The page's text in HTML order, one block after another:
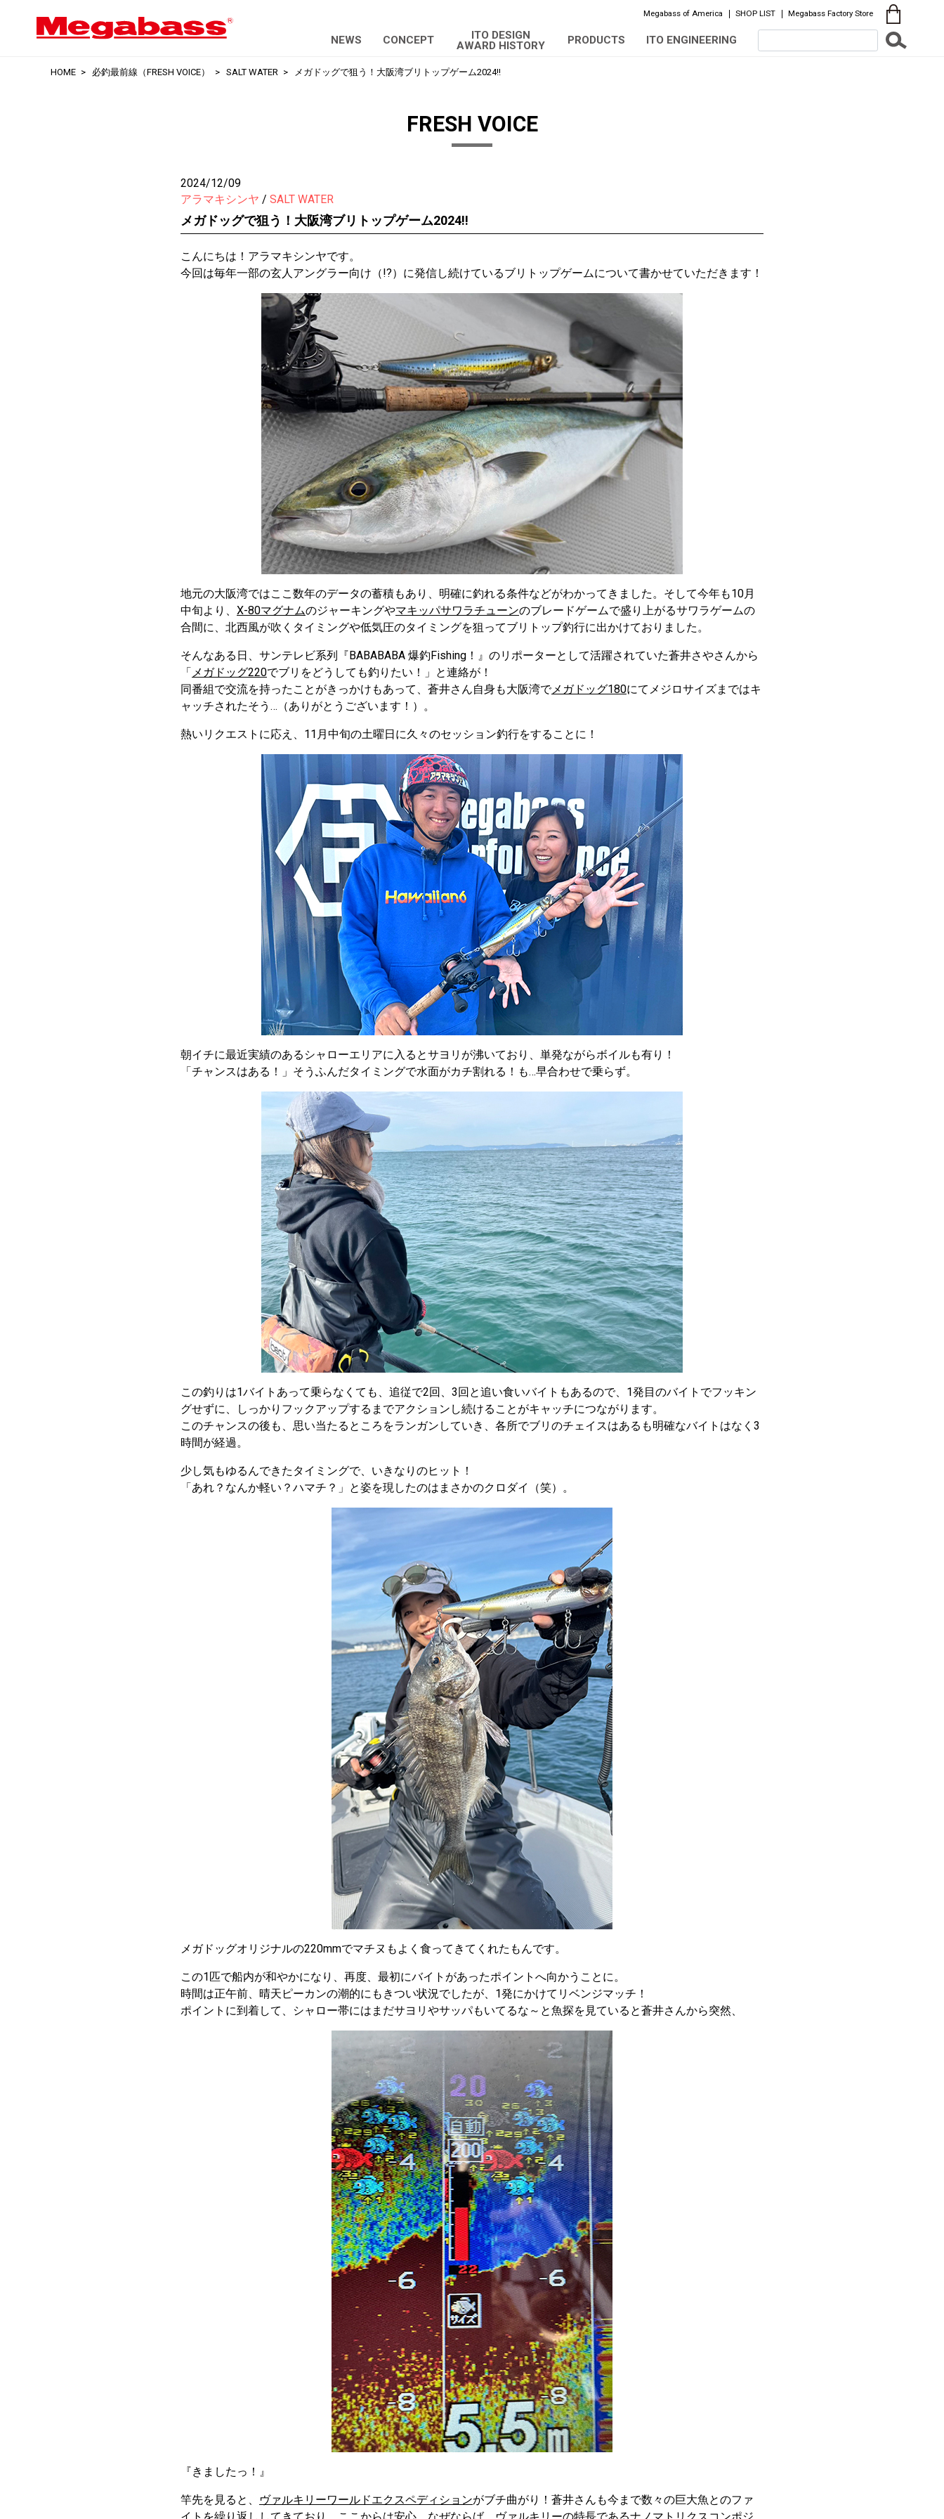
Megabass of America SHOP LIST Megabass Factory Store
NEWS CONCEPT
ITO DESIGN
AWARD HISTORY
PRODUCTS ITO ENGINEERING
HOME 必釣最前線（FRESH VOICE） SALT WATER メガドッグで狙う！大阪湾ブリトップゲーム2024!!
FRESH VOICE
2024/12/09
アラマキシンヤ
SALT WATER
メガドッグで狙う！大阪湾ブリトップゲーム2024!!
こんにちは！アラマキシンヤです。
今回は毎年一部の玄人アングラー向け（!?）に発信し続けているブリトップゲームについて書かせていただきます！
地元の大阪湾ではここ数年のデータの蓄積もあり、明確に釣れる条件などがわかってきました。そして今年も10月
中旬より、 X-80マグナムのジャーキングやマキッパサワラチューンのブレードゲームで盛り上がるサワラゲームの
合間に、北西風が吹くタイミングや低気圧のタイミングを狙ってブリトップ釣行に出かけておりました。
そんなある日、サンテレビ系列『BABABABA 爆釣Fishing！』のリポーターとして活躍されていた蒼井さやさんから
「メガドッグ220でブリをどうしても釣りたい！」と連絡が！
同番組で交流を持ったことがきっかけもあって、蒼井さん自身も大阪湾でメガドッグ180にてメジロサイズまではキ
ャッチされたそう…（ありがとうございます！）。
熱いリクエストに応え、11月中旬の土曜日に久々のセッション釣行をすることに！
朝イチに最近実績のあるシャローエリアに入るとサヨリが沸いており、単発ながらボイルも有り！
「チャンスはある！」そうふんだタイミングで水面がカチ割れる！も…早合わせで乗らず。
この釣りは1バイトあって乗らなくても、追従で2回、3回と追い食いバイトもあるので、1発目のバイトでフッキン
グせずに、しっかりフックアップするまでアクションし続けることがキャッチにつながります。
このチャンスの後も、思い当たるところをランガンしていき、各所でブリのチェイスはあるも明確なバイトはなく3
時間が経過。
少し気もゆるんできたタイミングで、いきなりのヒット！
「あれ？なんか軽い？ハマチ？」と姿を現したのはまさかのクロダイ（笑）。
メガドッグオリジナルの220mmでマチヌもよく食ってきてくれたもんです。
この1匹で船内が和やかになり、再度、最初にバイトがあったポイントへ向かうことに。
時間は正午前、晴天ピーカンの潮的にもきつい状況でしたが、1発にかけてリベンジマッチ！
ポイントに到着して、シャロー帯にはまだサヨリやサッパもいてるな～と魚探を見ていると蒼井さんから突然、
『きましたっ！』
竿先を見ると、 ヴァルキリーワールドエクスペディションがブチ曲がり！蒼井さんも今まで数々の巨大魚とのファ